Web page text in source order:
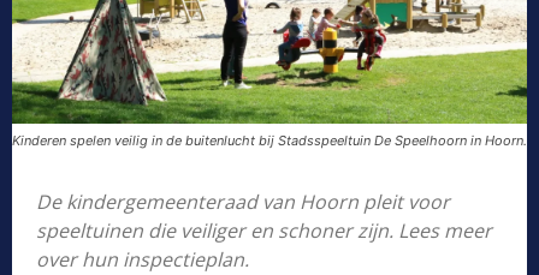
Kinderen spelen veilig in de buitenlucht bij Stadsspeeltuin De Speelhoorn in Hoorn.
De kindergemeenteraad van Hoorn pleit voor
speeltuinen die veiliger en schoner zijn. Lees meer
over hun inspectieplan.